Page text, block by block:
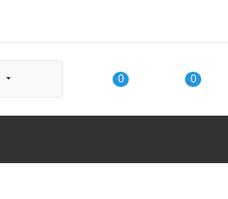
0 0